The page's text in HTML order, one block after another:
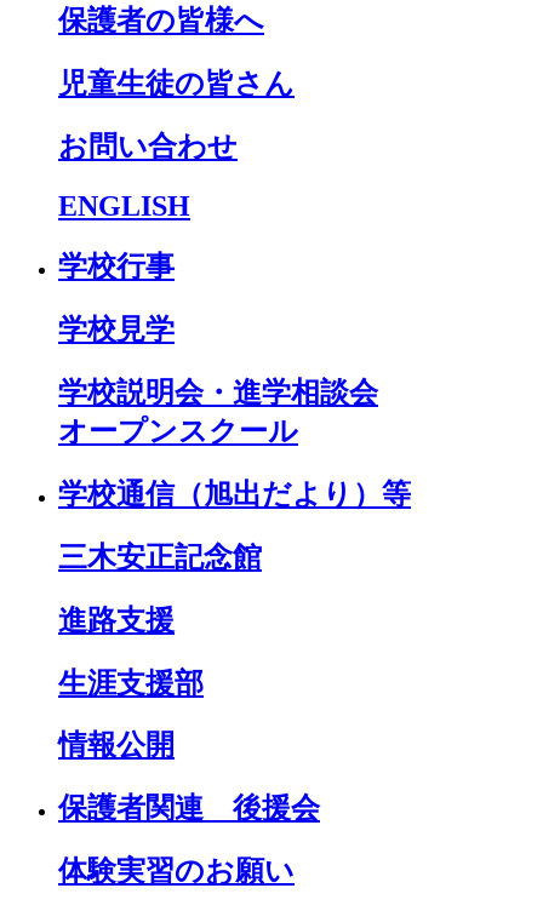
保護者の皆様へ
児童生徒の皆さん
お問い合わせ
ENGLISH
学校行事
学校見学
学校説明会・進学相談会
オープンスクール
学校通信（旭出だより）等
三木安正記念館
進路支援
生涯支援部
情報公開
保護者関連 後援会
体験実習のお願い